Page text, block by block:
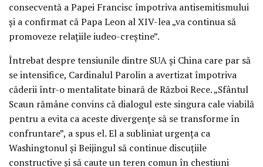
consecventă a Papei Francisc împotriva antisemitismului
și a confirmat că Papa Leon al XIV-lea „va continua să
promoveze relațiile iudeo-creștine”.
Întrebat despre tensiunile dintre SUA și China care par să
se intensifice, Cardinalul Parolin a avertizat împotriva
căderii într-o mentalitate binară de Război Rece. „Sfântul
Scaun rămâne convins că dialogul este singura cale viabilă
pentru a evita ca aceste divergențe să se transforme în
confruntare”, a spus el. El a subliniat urgența ca
Washingtonul și Beijingul să continue discuțiile
constructive și să caute un teren comun în chestiuni